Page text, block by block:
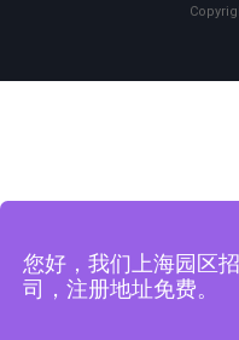
您好，我们上海园区
司，注册地址免费。